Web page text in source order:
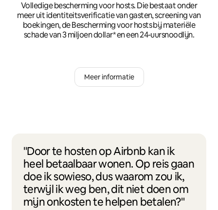
Volledige bescherming voor hosts. Die bestaat onder
meer uit identiteitsverificatie van gasten, screening van
boekingen, de Bescherming voor hosts bij materiële
schade van 3 miljoen dollar* en een 24-uursnoodlijn.
Meer informatie
"Door te hosten op Airbnb kan ik
heel betaalbaar wonen. Op reis gaan
doe ik sowieso, dus waarom zou ik,
terwijl ik weg ben, dit niet doen om
mijn onkosten te helpen betalen?"